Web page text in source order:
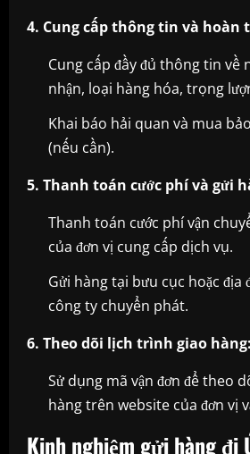
4. Cung cấp thông tin và hoàn
Cung cấp đầy đủ thông tin về
nhận, loại hàng hóa, trọng
Khai báo hải quan và mua
(nếu cần).
5. Thanh toán cước phí và gửi
Thanh toán cước phí vận
của đơn vị cung cấp dịch vụ.
Gửi hàng tại bưu cục hoặc
công ty chuyển phát.
6. Theo dõi lịch trình giao hàng:
Sử dụng mã vận đơn để theo
hàng trên website của đơn vị
Kinh nghiệm gửi hàng đi